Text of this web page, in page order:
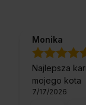
Monika
Najlepsza
mojego kota
7/17/2026